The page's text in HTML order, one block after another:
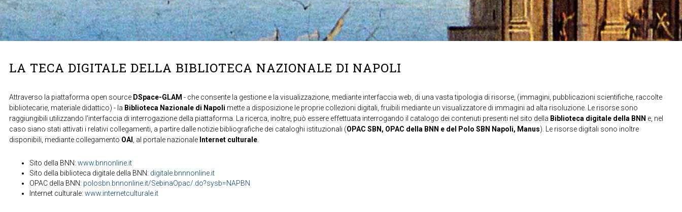
LA TECA DIGITALE DELLA BIBLIOTECA NAZIONALE DI NAPOLI
Attraverso la piattaforma open source DSpace-GLAM - che consente la gestione e la visualizzazione, mediante interfaccia web, di una vasta tipologia di risorse, (immagini, pubblicazioni scientifiche, raccolte
bibliotecarie, materiale didattico) - la Biblioteca Nazionale di Napoli mette a disposizione le proprie collezioni digitali, fruibili mediante un visualizzatore di immagini ad alta risoluzione. Le risorse sono
raggiungibili utilizzando l'interfaccia di interrogazione della piattaforma. La ricerca, inoltre, può essere effettuata interrogando il catalogo dei contenuti presenti nel sito della Biblioteca digitale della BNN e, nel
caso siano stati attivati i relativi collegamenti, a partire dalle notizie bibliografiche dei cataloghi istituzionali (OPAC SBN, OPAC della BNN e del Polo SBN Napoli, Manus). Le risorse digitali sono inoltre
disponibili, mediante collegamento OAI , al portale nazionale Internet culturale.
Sito della BNN: www.bnnonline.it
Sito della biblioteca digitale della BNN: digitale.bnnnonline.it
OPAC della BNN: polosbn.bnnonline.it/SebinaOpac/.do?sysb=NAPBN
Internet culturale: www.internetculturale.it